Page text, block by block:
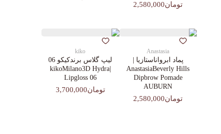
تومان2,580,000
Anastasia
پماد ابرواناستازیا |
AnastasiaBeverly Hills
Dipbrow Pomade
AUBURN
تومان2,580,000
kiko
لیپ گلاس‌ برندکیکو 06
|kikoMilano3D Hydra
Lipgloss 06
تومان3,700,000